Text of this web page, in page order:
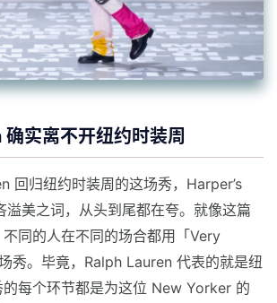
实离不开纽约时装周
回归纽约时装周的这场秀，Harper’s
溢美之词，从头到尾都在夸。就像这篇
同的人在不同的场合都用「Very
秀。毕竟，Ralph Lauren 代表的就是纽
每个环节都是为这位 New Yorker 的